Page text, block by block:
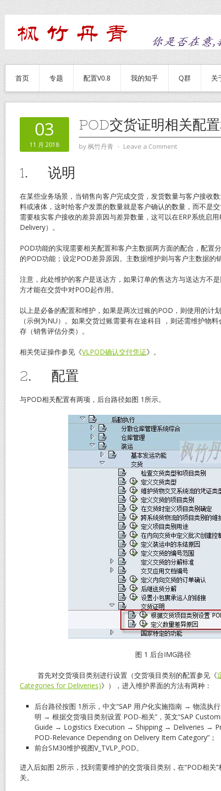
首页 专题 配置V0.8 我的知乎 Q群 关
03
11 月 2018
POD交货证明相关配
by枫竹丹青 ⋅ Leave a Comment
1. 说明
在某些业务场景，当销售向客户完成交货，发货数量与客户接收
料或液体，这时给客户发票的数量就是客户确认的数量，而不是
需要核实客户接收的差异原因与差异数量，这可以在ERP系统启
Delivery）。
POD功能的实现需要相关配置和客户主数据两方面的配合，配置
的POD功能；设定POD差异原因。主数据维护则与客户主数据的
注意，此处维护的客户是送达方，如果订单的售达方与送达方不
方才能在交货中对POD起作用。
以上是必备的配置和维护，如果是两次过账的POD，则使用的计
（示例为NU）。如果交货过账需要有在途科目 ，则还需维护物
存（销售评估分类）。
相关凭证操作参见《VLPOD确认交付凭证》。
2. 配置
与POD相关配置有两项，后台路径如图 1所示。
图 1 后台IMG路径
首先对交货项目类别进行设置（交货项目类别的配置参见《
Categories for Deliveries)》），进入维护界面的方法有两种：
后台路径按图 1所示，中文“SAP 用户化实施指南 → 物流
明 → 根据交货项目类别设置 POD-相关”，英文“SAP
Guide → Logistics Execution → Shipping → Deliveries →
POD-Relevance Depending on Delivery Item Category”；
前台SM30维护视图V_TVLP_POD。
进入后如图 2所示，找到需要维护的交货项目类别，在“POD相关”
关。